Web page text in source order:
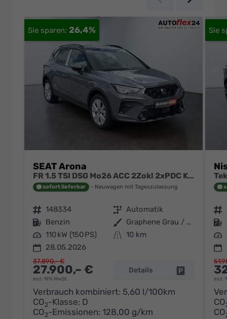
26,4%
SEAT Arona
FR 1.5 TSI DSG Mo26 ACC 2Zokl 2xPDC Kam SHZ Full Link
sofort lieferbar Neuwagen mit Tageszulassung
Fahrzeugnr. 148334 Getriebe Automatik
Kraftstoff Benzin Außenfarbe
Graphene Grau / Dach Schwarz
Leistung 110 kW (150 PS) Kilometerstand 10 km
28.05.2026
27.900,– €
incl. 19% MwSt.
37.890,– €
Details Fahrzeug
Verbrauch kombiniert: 5,60 l/100km
CO2-Klasse: D
CO2-Emissionen: 128,00 g/km
Fahrzeugnr.
Kraftstoff
Leistung
incl.
CO
CO